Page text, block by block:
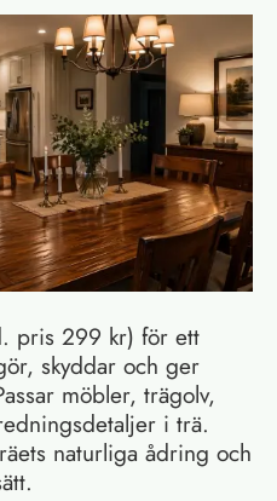
pris 299 kr) för ett
skyddar och ger
möbler, trägolv,
i trä.
naturliga ådring och